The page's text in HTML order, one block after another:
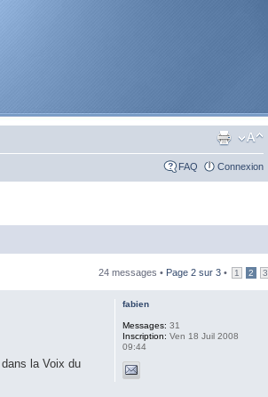
FAQ Connexion
24 messages • Page 2 sur 3 • 1 2 3
la Voix du
fabien
Messages: 31
Inscription: Ven 18 Juil 2008
09:44